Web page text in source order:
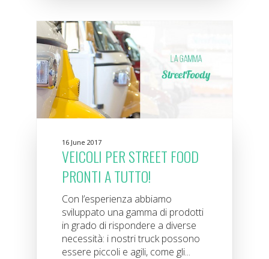
16 June 2017
VEICOLI PER STREET FOOD
PRONTI A TUTTO!
Con l’esperienza abbiamo
sviluppato una gamma di prodotti
in grado di rispondere a diverse
necessità: i nostri truck possono
essere piccoli e agili, come gli...